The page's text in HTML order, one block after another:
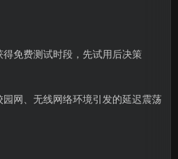
得免费测试时段，先试用后决策
园网、无线网络环境引发的延迟震荡